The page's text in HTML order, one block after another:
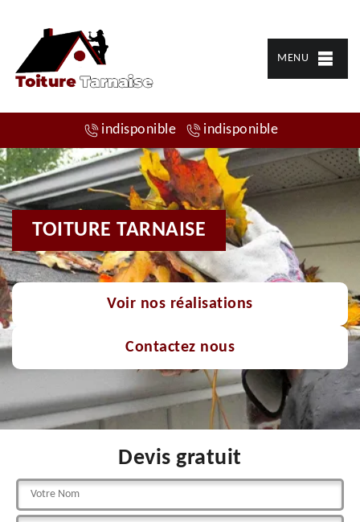
MENU
indisponible indisponible
TOITURE TARNAISE
Voir nos réalisations
Contactez nous
Devis gratuit